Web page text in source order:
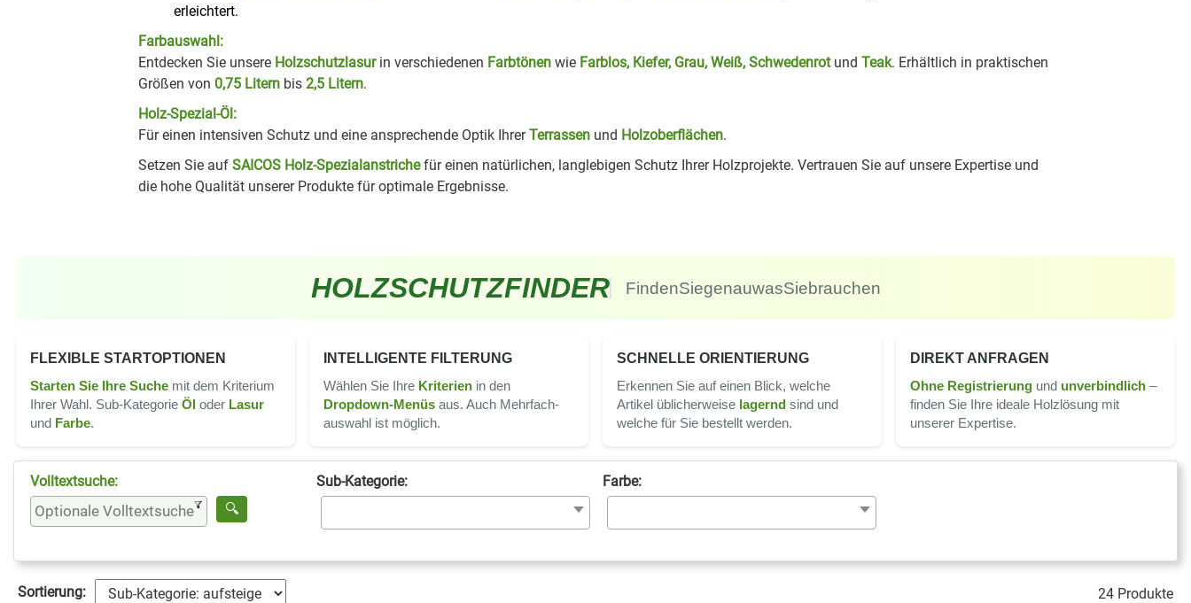
erleichtert.
Farbauswahl:
Entdecken Sie unsere Holzschutzlasurin verschiedenen Farbtönenwie Farblos, Kiefer, Grau, Weiß, Schwedenrotund Teak. Erhältlich in praktischen
Größen von 0,75 Liternbis 2,5 Litern.
Holz-Spezial-Öl:
Für einen intensiven Schutz und eine ansprechende Optik IhrerTerrassenund Holzoberflächen.
Setzen Sie auf SAICOS Holz-Spezialanstrichefür einen natürlichen, langlebigen Schutz Ihrer Holzprojekte. Vertrauen Sie auf unsere Expertise und
die hohe Qualität unserer Produkte für optimale Ergebnisse.
HOLZSCHUTZFINDER FindenSiegenauwasSiebrauchen
FLEXIBLE STARTOPTIONEN
Starten Sie Ihre Suche mit dem Kriterium
Ihrer Wahl. Sub-Kategorie Öl oder Lasur
und Farbe.
INTELLIGENTE FILTERUNG
Wählen Sie Ihre Kriterien in den
Dropdown-Menüs aus. Auch Mehrfach­
auswahl ist möglich.
SCHNELLE ORIENTIERUNG
Erkennen Sie auf einen Blick, welche
Artikel üblicherweise lagernd sind und
welche für Sie bestellt werden.
DIREKT ANFRAGEN
Ohne Registrierung und un­ver­bindlich –
finden Sie Ihre ideale Holz­lösung mit
unserer Expertise.
Volltextsuche: Sub-Kategorie: Farbe:
Sortierung: 24 Produkte